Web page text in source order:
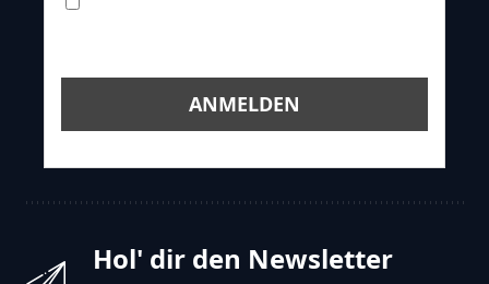
Hol' dir den Newsletter